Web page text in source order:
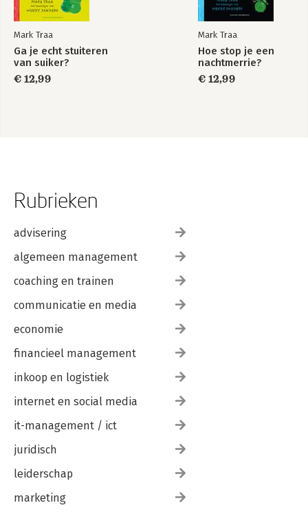
Mark Traa
Ga je echt stuiteren
van suiker?
€ 12,99
Mark Traa
Hoe stop je een
nachtmerrie?
€ 12,99
Rubrieken
advisering
algemeen management
coaching en trainen
communicatie en media
economie
financieel management
inkoop en logistiek
internet en social media
it-management / ict
juridisch
leiderschap
marketing